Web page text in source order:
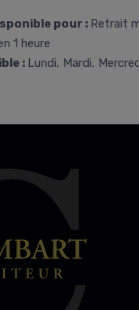
pour : Retrait
1 heure
: Lundi, Mardi,